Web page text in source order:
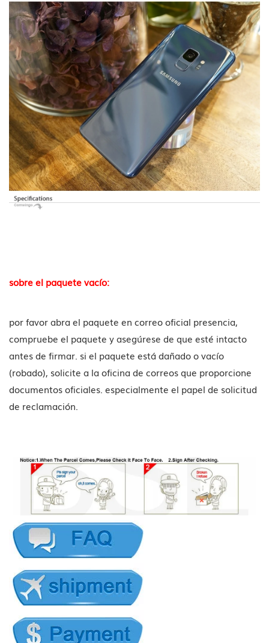
sobre el paquete vacío:
por favor abra el paquete en correo oficial presencia,
compruebe el paquete y asegúrese de que esté intacto
antes de firmar. si el paquete está dañado o vacío
(robado), solicite a la oficina de correos que proporcione
documentos oficiales. especialmente el papel de solicitud
de reclamación.